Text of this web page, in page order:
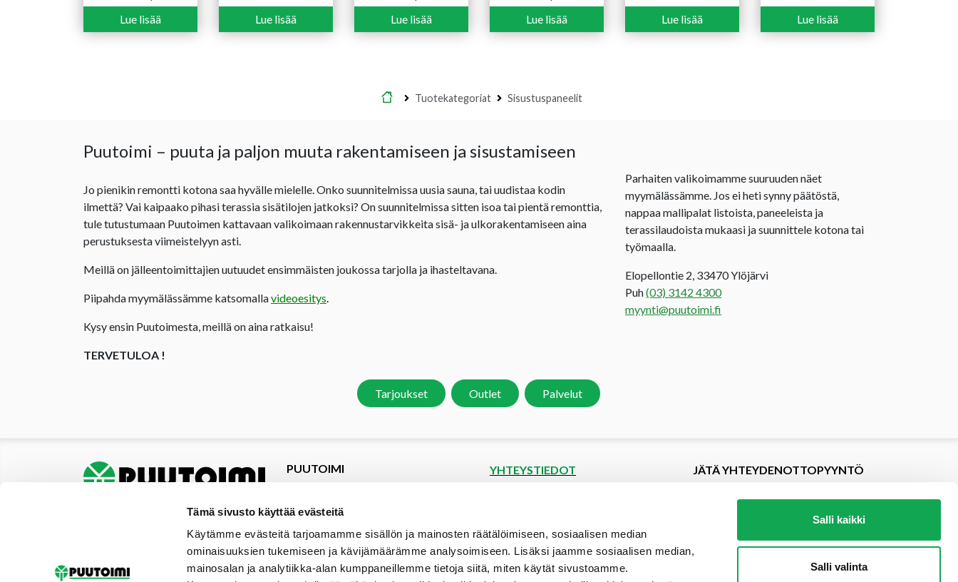
Tämä sivusto käyttää evästeitä
Käytämme evästeitä tarjoamamme sisällön ja mainosten räätälöimiseen, sosiaalisen median
ominaisuuksien tukemiseen ja kävijämäärämme analysoimiseen. Lisäksi jaamme sosiaalisen median,
mainosalan ja analytiikka-alan kumppaneillemme tietoja siitä, miten käytät sivustoamme.
Salli kaikki
Salli valinta
138,00 €
-
Lue lisää Lue lisää
31,90 €
-
Lue lisää
31,25 €
-
Lue lisää
Lue lisää
hinta
10,40 €.
hinta
6,95 €.
Lue lisää
Etusivu
Tuotekategoriat Sisustuspaneelit
Puutoimi – puuta ja paljon muuta rakentamiseen ja sisustamiseen
Jo pienikin remontti kotona saa hyvälle mielelle. Onko suunnitelmissa uusia sauna, tai uudistaa kodin
ilmettä? Vai kaipaako pihasi terassia sisätilojen jatkoksi? On suunnitelmissa sitten isoa tai pientä remonttia,
tule tutustumaan Puutoimen kattavaan valikoimaan rakennustarvikkeita sisä- ja ulkorakentamiseen aina
perustuksesta viimeistelyyn asti.
Meillä on jälleentoimittajien uutuudet ensimmäisten joukossa tarjolla ja ihasteltavana.
Piipahda myymälässämme katsomallavideoesitys.
Kysy ensin Puutoimesta, meillä on aina ratkaisu!
TERVETULOA !
Tarjoukset Outlet Palvelut
Parhaiten valikoimamme suuruuden näet
myymälässämme. Jos ei heti synny päätöstä,
nappaa mallipalat listoista, paneeleista ja
terassilaudoista mukaasi ja suunnittele kotona tai
työmaalla.
Elopellontie 2, 33470 Ylöjärvi
Puh(03) 3142 4300
myynti@puutoimi.fi
PUUTOIMI
Tarjoukset
Yhteystiedot
Materiaalipankki
Palvelut
YHTEYSTIEDOT
Elopellontie 2, 33470 Ylöjärvi
Puh (03) 3142 4300 (vaihde)
myynti@puutoimi.fi
JÄTÄ YHTEYDENOTTOPYYNTÖ